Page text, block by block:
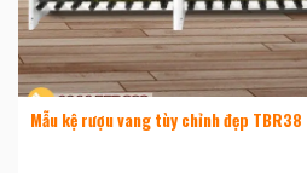
Mẫu kệ rượu vang tùy chỉnh đẹp TBR38